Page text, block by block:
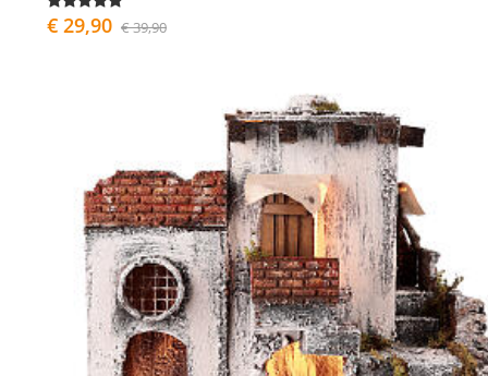
€ 29,90 € 39,90